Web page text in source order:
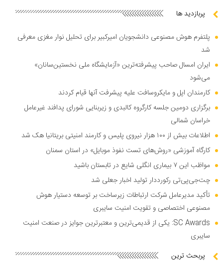
پربازدید ها
پلتفرم هوش مصنوعی دانشجویان امیرکبیر برای تحلیل نوار مغزی معرفی
شد
ایران امسال صاحب پیشرفته‌ترین «آزمایشگاه ملی نخستین‌سانان»
می‌شود
کارمندان اپل و مایکروسافت علیه پیشرفت آنها قیام کردند
برگزاری دومین جلسه کارگروه کالبدی و زیربنایی شورای پدافند غیرعامل
خراسان شمالی
اطلاعات بیش از ۱۰۰ هزار نیروی پلیس و کارمند امنیتی بریتانیا هک شد
کارگاه آموزشی «روش‌های تست نفوذ موبایل» در استان سمنان
مواظب این ۷ بیماری انگلی شایع در تابستان باشید
چت‌جی‌پی‌تی رکورددار تولید اخبار جعلی شد
تأکید مدیرعامل شرکت ارتباطات زیرساخت بر توسعه دستیار هوش
مصنوعی اختصاصی و تقویت امنیت سایبری
SC Awards: یکی از قدیمی‌ترین و معتبرترین جوایز در صنعت امنیت
سایبری
پربحث ترین